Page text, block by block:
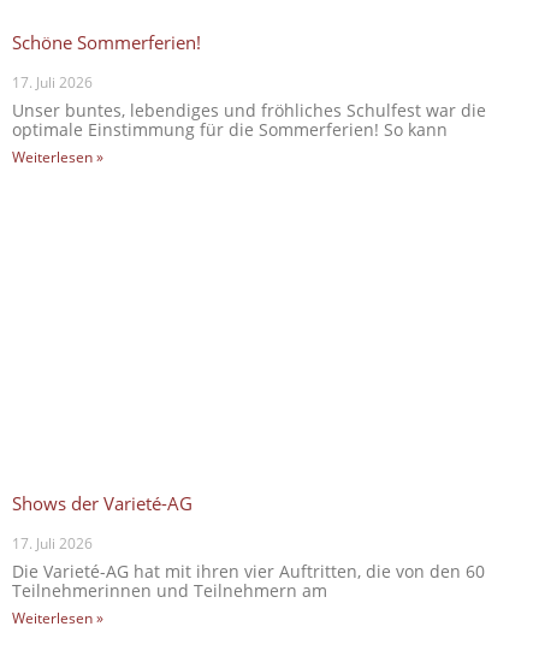
Schöne Sommerferien!
17. Juli 2026
Unser buntes, lebendiges und fröhliches Schulfest war die
optimale Einstimmung für die Sommerferien! So kann
Weiterlesen »
Shows der Varieté-AG
17. Juli 2026
Die Varieté-AG hat mit ihren vier Auftritten, die von den 60
Teilnehmerinnen und Teilnehmern am
Weiterlesen »